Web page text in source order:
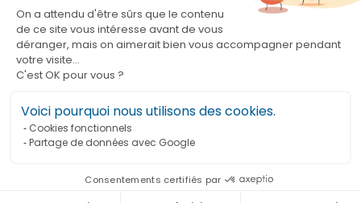
On a attendu d'être sûrs que le contenu
de ce site vous intéresse avant de vous
déranger, mais on aimerait bien vous accompagner pendant
votre visite...
C'est OK pour vous ?
Voici pourquoi nous utilisons des cookies.
Cookies fonctionnels
Partage de données avec Google
Consentements certifiés parAjouter au panier
Marchand approuvé par la Société des Avis Garantis,
cliquez ici pour vérifier